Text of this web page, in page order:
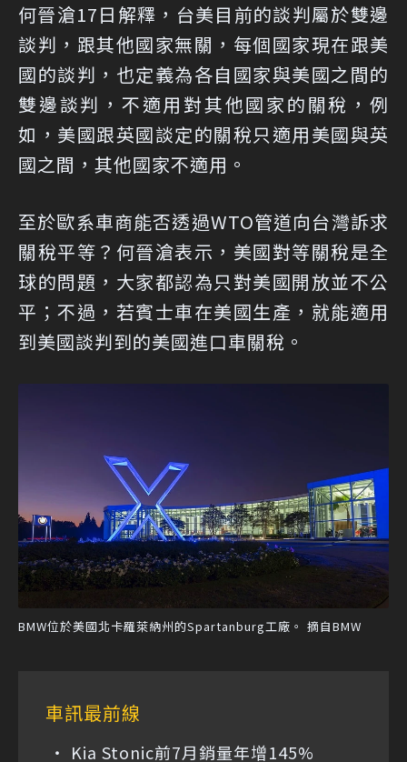
何晉滄17日解釋，台美目前的談判屬於雙邊
談判，跟其他國家無關，每個國家現在跟美
國的談判，也定義為各自國家與美國之間的
雙邊談判，不適用對其他國家的關稅，例
如，美國跟英國談定的關稅只適用美國與英
國之間，其他國家不適用。
至於歐系車商能否透過WTO管道向台灣訴求
關稅平等？何晉滄表示，美國對等關稅是全
球的問題，大家都認為只對美國開放並不公
平；不過，若賓士車在美國生產，就能適用
到美國談判到的美國進口車關稅。
BMW位於美國北卡羅萊納州的Spartanburg工廠。 摘自BMW
車訊最前線
Kia Stonic前7月銷量年增145%